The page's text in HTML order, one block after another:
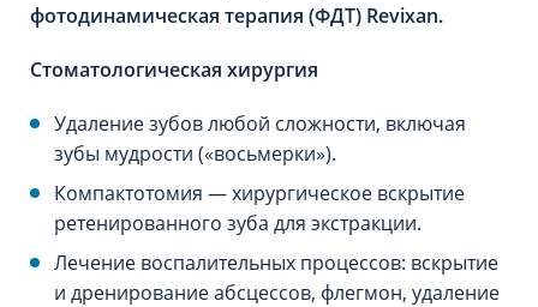
фотодинамическая терапия (ФДТ) Revixan.
Стоматологическая хирургия
Удаление зубов любой сложности, включая
зубы мудрости («восьмерки»).
Компактотомия — хирургическое вскрытие
ретенированного зуба для экстракции.
Лечение воспалительных процессов: вскрытие
и дренирование абсцессов, флегмон, удаление